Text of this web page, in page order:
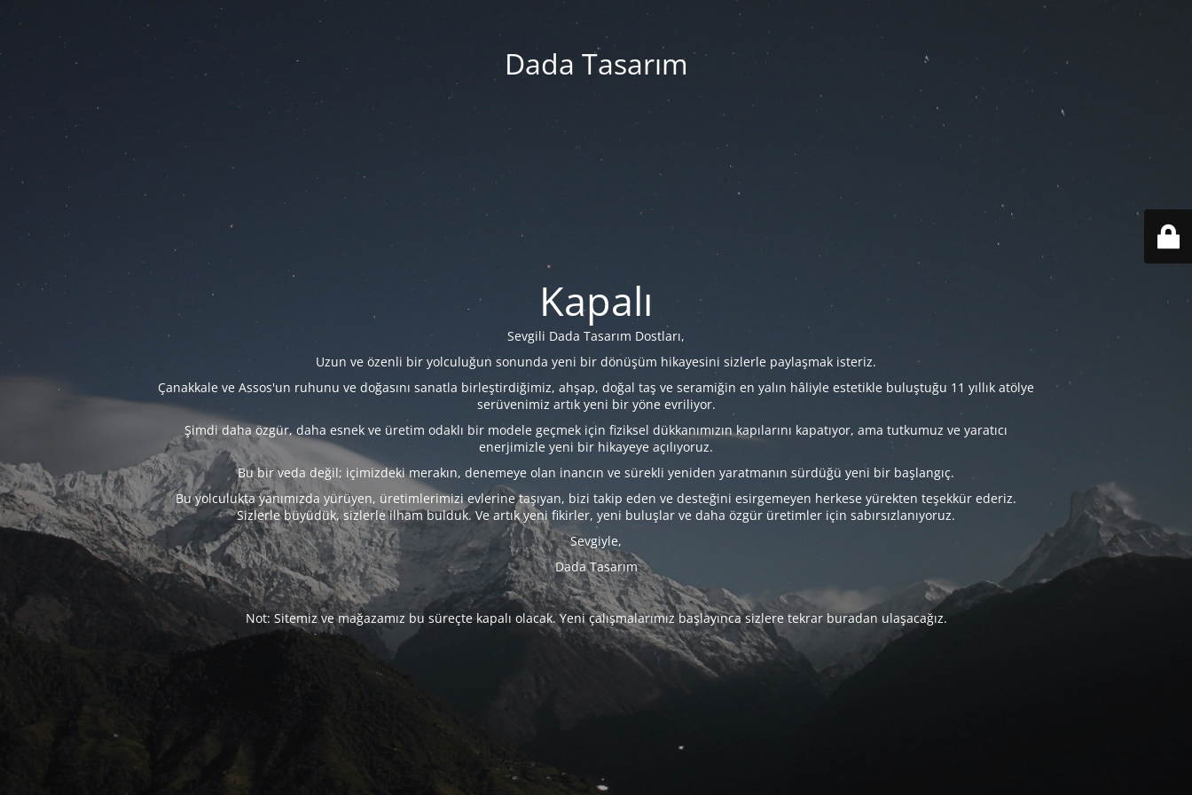
Dada Tasarım
Kapalı
Sevgili Dada Tasarım Dostları,
Uzun ve özenli bir yolculuğun sonunda yeni bir dönüşüm hikayesini sizlerle paylaşmak isteriz.
Çanakkale ve Assos'un ruhunu ve doğasını sanatla birleştirdiğimiz, ahşap, doğal taş ve seramiğin en yalın hâliyle estetikle buluştuğu 11 yıllık atölye
serüvenimiz artık yeni bir yöne evriliyor.
Şimdi daha özgür, daha esnek ve üretim odaklı bir modele geçmek için fiziksel dükkanımızın kapılarını kapatıyor, ama tutkumuz ve yaratıcı
enerjimizle yeni bir hikayeye açılıyoruz.
Bu bir veda değil; içimizdeki merakın, denemeye olan inancın ve sürekli yeniden yaratmanın sürdüğü yeni bir başlangıç.
Bu yolculukta yanımızda yürüyen, üretimlerimizi evlerine taşıyan, bizi takip eden ve desteğini esirgemeyen herkese yürekten teşekkür ederiz.
Sizlerle büyüdük, sizlerle ilham bulduk. Ve artık yeni fikirler, yeni buluşlar ve daha özgür üretimler için sabırsızlanıyoruz.
Sevgiyle,
Dada Tasarım
Not: Sitemiz ve mağazamız bu süreçte kapalı olacak. Yeni çalışmalarımız başlayınca sizlere tekrar buradan ulaşacağız.